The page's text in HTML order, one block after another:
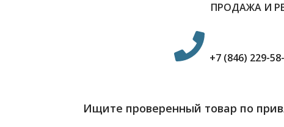
ПРОДАЖА И
+7 (846) 229-
Ищите проверенный товар по